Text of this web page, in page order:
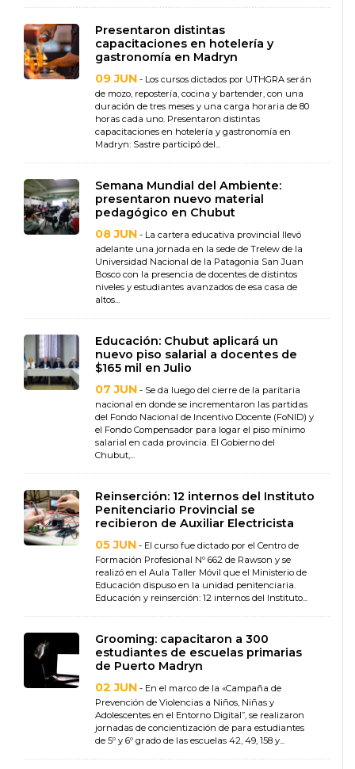
Presentaron distintas
capacitaciones en hotelería y
gastronomía en Madryn
09 JUN - Los cursos dictados por UTHGRA serán
de mozo, repostería, cocina y bartender, con una
duración de tres meses y una carga horaria de 80
horas cada uno. Presentaron distintas
capacitaciones en hotelería y gastronomía en
Madryn: Sastre participó del...
Semana Mundial del Ambiente:
presentaron nuevo material
pedagógico en Chubut
08 JUN - La cartera educativa provincial llevó
adelante una jornada en la sede de Trelew de la
Universidad Nacional de la Patagonia San Juan
Bosco con la presencia de docentes de distintos
niveles y estudiantes avanzados de esa casa de
altos...
Educación: Chubut aplicará un
nuevo piso salarial a docentes de
$165 mil en Julio
07 JUN - Se da luego del cierre de la paritaria
nacional en donde se incrementaron las partidas
del Fondo Nacional de Incentivo Docente (FoNID) y
el Fondo Compensador para logar el piso mínimo
salarial en cada provincia. El Gobierno del
Chubut,...
Reinserción: 12 internos del Instituto
Penitenciario Provincial se
recibieron de Auxiliar Electricista
05 JUN - El curso fue dictado por el Centro de
Formación Profesional Nº 662 de Rawson y se
realizó en el Aula Taller Móvil que el Ministerio de
Educación dispuso en la unidad penitenciaria.
Educación y reinserción: 12 internos del Instituto...
Grooming: capacitaron a 300
estudiantes de escuelas primarias
de Puerto Madryn
02 JUN - En el marco de la «Campaña de
Prevención de Violencias a Niños, Niñas y
Adolescentes en el Entorno Digital”, se realizaron
jornadas de concientización de para estudiantes
de 5º y 6º grado de las escuelas 42, 49, 158 y...